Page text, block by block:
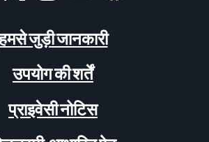
जुड़ी जानकारी
उपयोग की शर्तें
प्राइवेसी नोटिस